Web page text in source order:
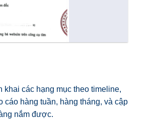
khai các hạng mục theo timeline,
hàng tuần, hàng tháng, và cập
nắm được.